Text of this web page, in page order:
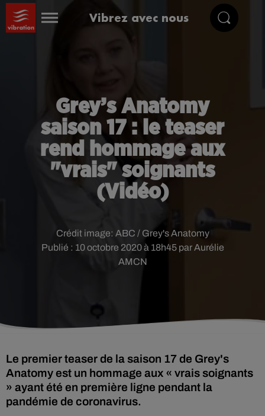
Vibrez avec nous
Grey’s Anatomy
saison 17 : le teaser
rend hommage aux
"vrais" soignants
(Vidéo)
Publié : 10 octobre 2020 à 18h45 par Aurélie
AMCN
Crédit image: ABC / Grey's Anatomy
Le premier teaser de la saison 17 de Grey's
Anatomy est un hommage aux « vrais soignants
» ayant été en première ligne pendant la
pandémie de coronavirus.